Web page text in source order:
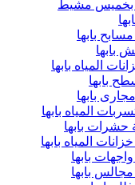
مشيط
بابها
بابها
بابها
المياه بابها
بابها
المياه بابها
بابها
بابها